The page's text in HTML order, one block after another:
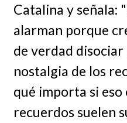
Catalina y señala:
alarman porque
de verdad disociar
nostalgia de los
qué importa si eso
recuerdos suelen